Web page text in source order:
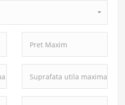
Maxim:
utila
maxima: